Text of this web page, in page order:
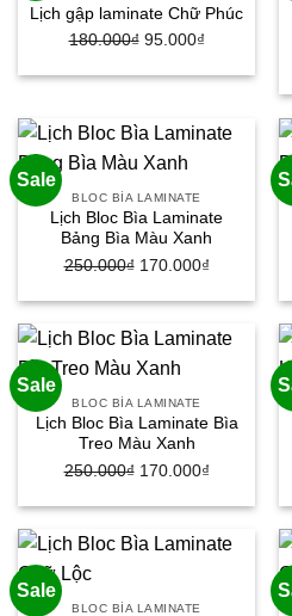
Lịch gập laminate Chữ Phúc
180.000₫ Giá
95.000₫
95.000₫.
Sale
BLOC BÌA LAMINATE
Lịch Bloc Bìa Laminate
Bảng Bìa Màu Xanh
250.000₫ Giá
250.000₫.
170.000₫
là:
170.000₫.
Sale
BLOC BÌA LAMINATE
Lịch Bloc Bìa Laminate Bìa
Treo Màu Xanh
250.000₫ Giá
250.000₫.
170.000₫
là:
170.000₫.
Sale
BLOC BÌA LAMINATE